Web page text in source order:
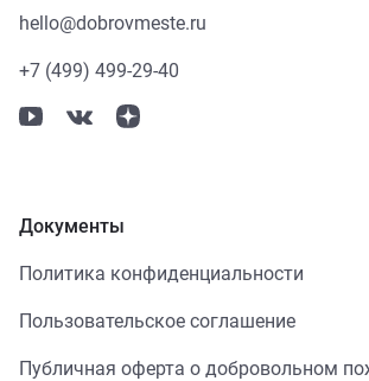
hello@dobrovmeste.ru
+7 (499) 499-29-40
Документы
Политика конфиденциальности
Пользовательское соглашение
Публичная оферта о добровольном